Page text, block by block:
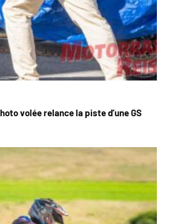
volée relance la piste d’une GS